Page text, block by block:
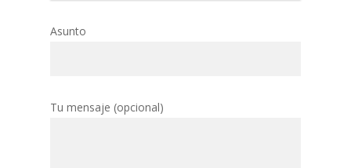
Asunto
Tu mensaje (opcional)